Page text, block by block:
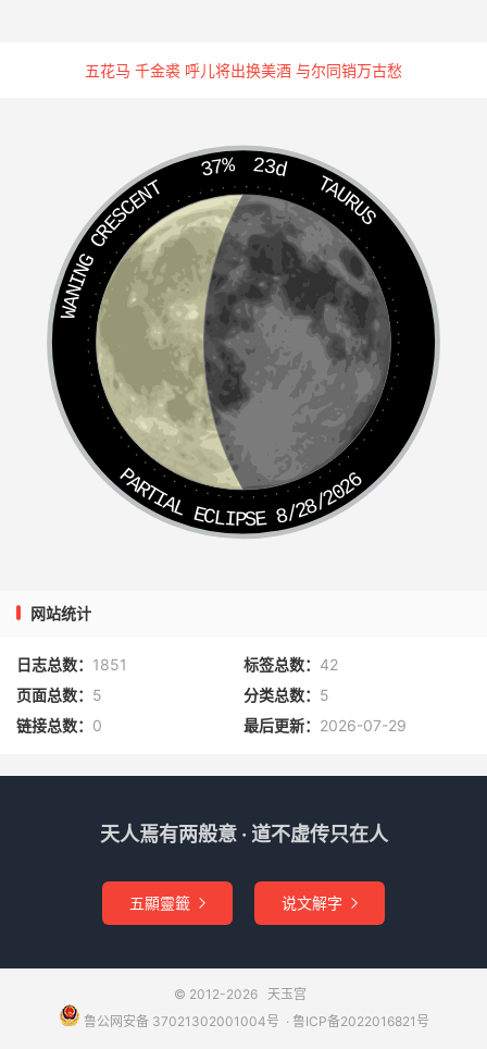
七制，一曰征、二曰攻、三曰侵、四曰伐、五曰阵、六
楚子围萧，申公巫臣曰：“师人多寒。”王巡三军，拊而勉
之，三军之士皆如挟纩。
呼庚癸
吴申叔仪乞粮于晋，公孙有山氏对曰：“粱则无矣，粗则有
之。若登首山，以呼曰庚癸乎，则诺”。（庚，西方，主
谷。癸，北方，主水。教以隐语也。）
秦穆公失右服马。见野人方食之，公笑曰：“食马肉不饮
酒，恐伤。”遂遍饮而去。及一年，有韩原之战，晋人环穆
剑名
剑口曰镡，剑鼻曰璏（音位），剑握曰铗，剑鞘曰室，剑衣
曰韬，亦曰襓（音绕），剑把绳曰蒯缑（音勾）。
鱼肠、五曰巨阙。
汉高帝于南山得一铁剑，长三尺，铭曰“赤霄”，大篆书，即
华列兵防卫，见汉高斩蛇剑穿屋飞去，莫知所向。
五花马 千金裘 呼儿将出换美酒 与尔同销万古愁
37% 23d
TAURUS
WANING CRESCENT
PARTIAL ECLIPSE 8/28/2026
网站统计
日志总数： 1851 标签总数： 42
页面总数： 5 分类总数： 5
链接总数： 0 最后更新： 2026-07-29
天人焉有两般意 · 道不虚传只在人
五顯靈籤  说文解字 
© 2012-2026 天玉宫
鲁公网安备 37021302001004号 ​​​ · 鲁ICP备2022016821号